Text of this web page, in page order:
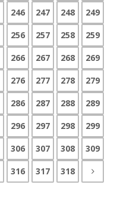
246 247 248
249
256 257 258
259
266 267 268
269
276 277 278
279
286 287 288
289
296 297 298
299
306 307 308
309
316 317 318